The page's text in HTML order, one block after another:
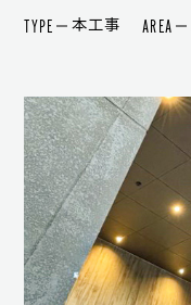
TYPE 本工事 AREA